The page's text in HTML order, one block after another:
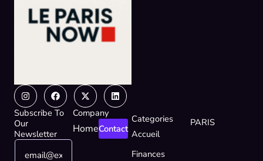
InstagramFacebook
X-
twitter
Linkedin
Subscribe To
Our
Newsletter
*E
Company
HomeContact
Categories
Accueil
Finances
PARIS